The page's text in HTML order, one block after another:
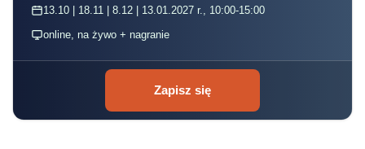
13.10 | 18.11 | 8.12 | 13.01.2027 r., 10:00-15:00
online, na żywo + nagranie
Zapisz się